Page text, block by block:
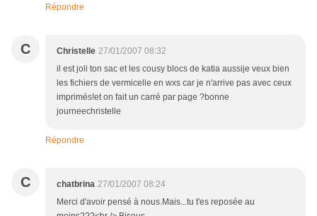
Répondre
C Christelle 27/01/2007 08:32
il est joli ton sac et les cousy blocs de katia aussije veux bien
les fichiers de vermicelle en wxs car je n'arrive pas avec ceux
imprimés!et on fait un carré par page ?bonne
journeechristelle
Répondre
C chatbrina 27/01/2007 08:24
Merci d'avoir pensé à nous.Mais...tu t'es reposée au